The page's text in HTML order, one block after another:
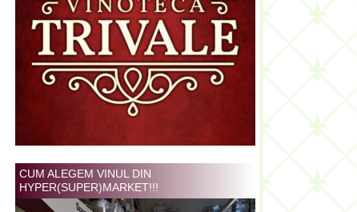
CUM ALEGEM VINUL DIN
HYPER(SUPER)MARKET!!!